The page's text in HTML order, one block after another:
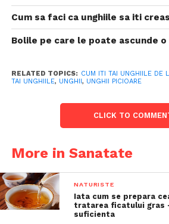
Cum sa faci ca unghiile sa iti
Bolile pe care le poate ascunde
RELATED TOPICS: CUM ITI TAI UNGHIILE DE
TAI UNGHIILE, UNGHII, UNGHII PICIOARE
CLICK TO
More in Sanatate
NATURISTE
Iata cum se prepara
tratarea ficatului gras
suficienta